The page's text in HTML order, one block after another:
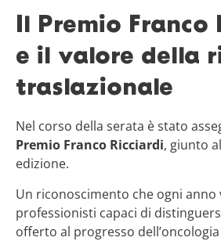
Il Premio Franco
e il valore della
traslazionale
Nel corso della serata è stato
Premio Franco Ricciardi, giunto
edizione.
Un riconoscimento che ogni anno
professionisti capaci di
offerto al progresso